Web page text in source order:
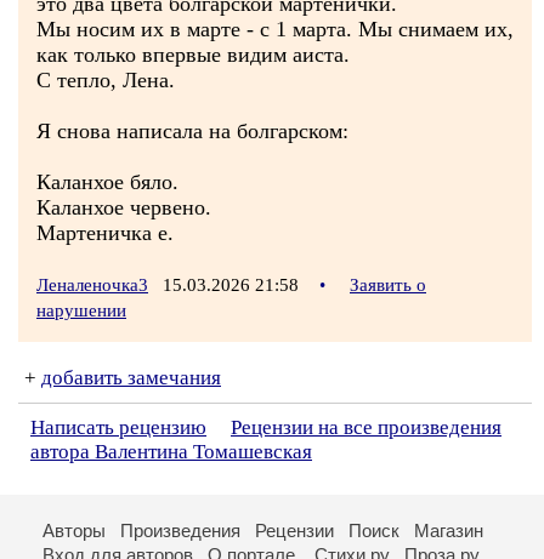
Мы носим их в марте - с 1 марта. Мы снимаем их,
как только впервые видим аиста.
С тепло, Лена.
Я снова написала на болгарском:
Каланхое бяло.
Каланхое червено.
Мартеничка е.
Леналеночка3 15.03.2026 21:58 •
Заявить о
нарушении
+ добавить замечания
Написать рецензию
Рецензии на все произведения
автора Валентина Томашевская
Авторы Произведения Рецензии Поиск
Магазин
Вход для авторов
О портале Стихи.ру Проза.ру